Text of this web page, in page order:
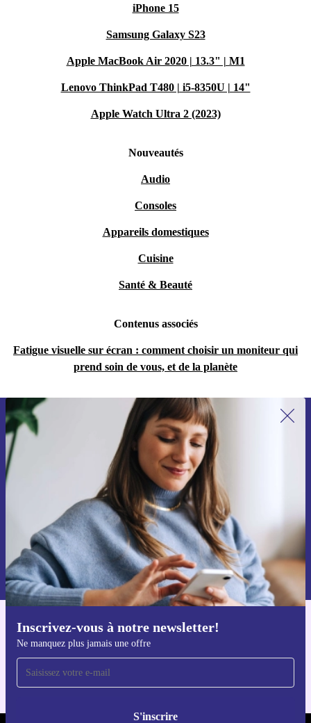
iPhone 15
Samsung Galaxy S23
Apple MacBook Air 2020 | 13.3" | M1
Lenovo ThinkPad T480 | i5-8350U | 14"
Apple Watch Ultra 2 (2023)
Nouveautés
Audio
Consoles
Appareils domestiques
Cuisine
Santé & Beauté
Contenus associés
Fatigue visuelle sur écran : comment choisir un moniteur qui
prend soin de vous, et de la planète
Inscrivez-vous à notre newsletter!
Ne manquez plus jamais une offre
S'inscrire
Recevoir offres et infos de refurbed
par mail
Ne manquez plus aucune offre.
S'inscrire
Retrouvez les informations sur l'utilisation des données personnelles
dans notre
politique de confidentialité.
Téléchargez l'application refurbed
Pour iOS et Android